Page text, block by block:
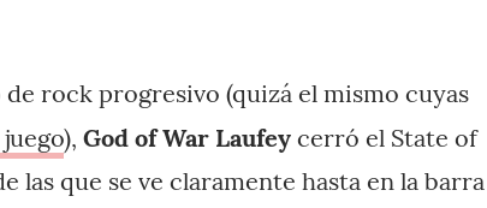
rock progresivo (quizá el mismo cuyas
), God of War Laufey cerró el State of
las que se ve claramente hasta en la barra